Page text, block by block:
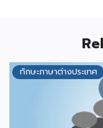
ทักษะภาษาต่างประเทศ